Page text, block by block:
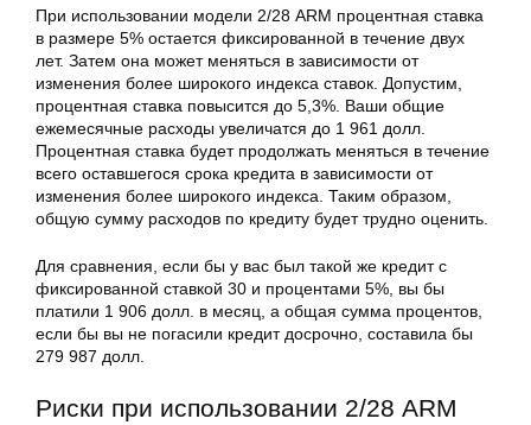
При использовании модели 2/28 ARM процентная ставка
в размере 5% остается фиксированной в течение двух
лет. Затем она может меняться в зависимости от
изменения более широкого индекса ставок. Допустим,
процентная ставка повысится до 5,3%. Ваши общие
ежемесячные расходы увеличатся до 1 961 долл.
Процентная ставка будет продолжать меняться в течение
всего оставшегося срока кредита в зависимости от
изменения более широкого индекса. Таким образом,
общую сумму расходов по кредиту будет трудно оценить.
Для сравнения, если бы у вас был такой же кредит с
фиксированной ставкой 30 и процентами 5%, вы бы
платили 1 906 долл. в месяц, а общая сумма процентов,
если бы вы не погасили кредит досрочно, составила бы
279 987 долл.
Риски при использовании 2/28 ARM